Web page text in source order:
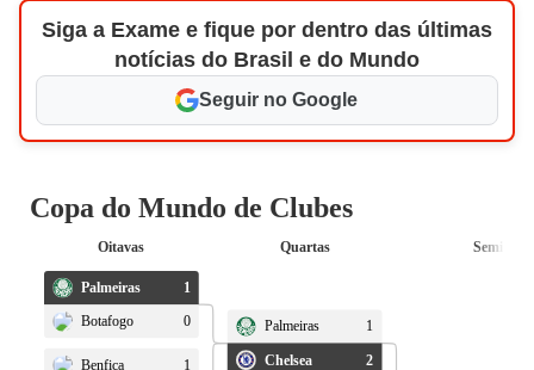
Siga a Exame e fique por dentro das últimas
notícias do Brasil e do Mundo
Seguir no Google